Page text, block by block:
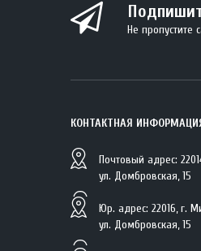
Не
КОНТАКТНАЯ
Почтовый адрес:
ул. Домбровская, 15
Юр. адрес: 22016, г.
ул. Домбровская, 15